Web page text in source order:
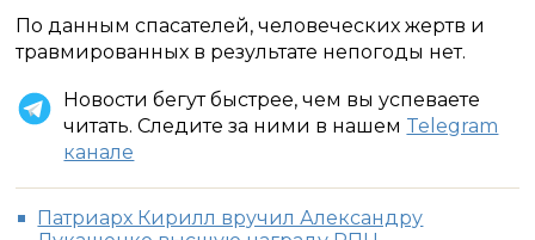
По данным спасателей, человеческих жертв и
травмированных в результате непогоды нет.
Новости бегут быстрее, чем вы успеваете
читать. Следите за ними в нашем Telegram
канале
Патриарх Кирилл вручил Александру